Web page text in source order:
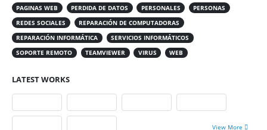
PAGINAS WEB
PERDIDA DE DATOS PERSONALES
PERSONAS
REDES SOCIALES
REPARACIÓN DE COMPUTADORAS
REPARACIÓN INFORMÁTICA
SERVICIOS INFORMÁTICOS
SOPORTE REMOTO
TEAMVIEWER VIRUS WEB
LATEST WORKS
View More